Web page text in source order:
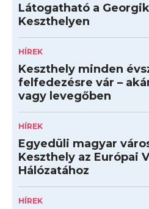
Látogatható a
Keszthelyen
HÍREK
Keszthely minden
felfedezésre vár –
vagy levegőben
HÍREK
Egyedüli magyar
Keszthely az Európai
Hálózatához
HÍREK